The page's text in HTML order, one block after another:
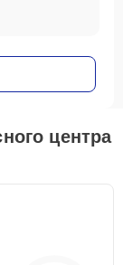
центра